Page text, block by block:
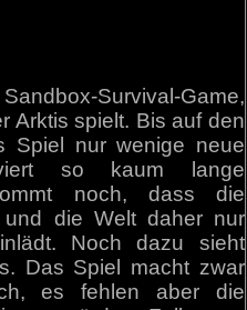
Survival-Game,
Arktis spielt. Bis auf den
Spiel nur wenige neue
so kaum lange
noch, dass die
die Welt daher nur
Noch dazu sieht
Das Spiel macht zwar
es fehlen aber die